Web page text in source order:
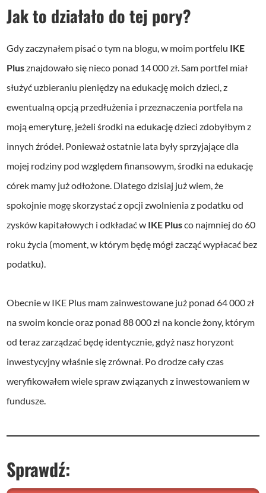
Jak to działało do tej pory?
Gdy zaczynałem pisać o tym na blogu, w moim portfelu IKE
Plusznajdowało się nieco ponad 14 000 zł. Sam portfel miał
służyć uzbieraniu pieniędzy na edukację moich dzieci, z
ewentualną opcją przedłużenia i przeznaczenia portfela na
moją emeryturę, jeżeli środki na edukację dzieci zdobyłbym z
innych źródeł. Ponieważ ostatnie lata były sprzyjające dla
mojej rodziny pod względem finansowym, środki na edukację
córek mamy już odłożone. Dlatego dzisiaj już wiem, że
spokojnie mogę skorzystać z opcji zwolnienia z podatku od
zysków kapitałowych i odkładać w IKE Plusco najmniej do 60
roku życia (moment, w którym będę mógł zacząć wypłacać bez
podatku).
Obecnie w IKE Plus mam zainwestowane już ponad 64 000 zł
na swoim koncie oraz ponad 88 000 zł na koncie żony, którym
od teraz zarządzać będę identycznie, gdyż nasz horyzont
inwestycyjny właśnie się zrównał. Po drodze cały czas
weryfikowałem wiele spraw związanych z inwestowaniem w
fundusze.
Sprawdź: